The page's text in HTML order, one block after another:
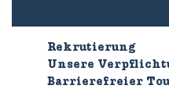
Rekrutierung
Unsere
Barrierefreier